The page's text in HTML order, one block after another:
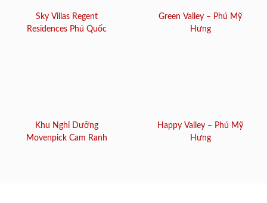
Sky Villas Regent
Residences Phú Quốc
Green Valley – Phú Mỹ
Hưng
Khu Nghỉ Dưỡng
Movenpick Cam Ranh
Happy Valley – Phú Mỹ
Hưng